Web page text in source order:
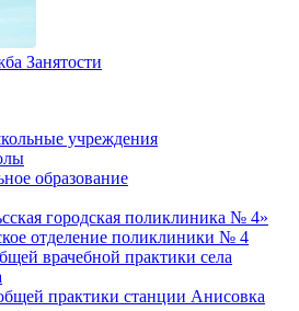
учреждения
образование
городская поликлиника № 4»
отделение поликлиники № 4
врачебной практики села
практики станции Анисовка